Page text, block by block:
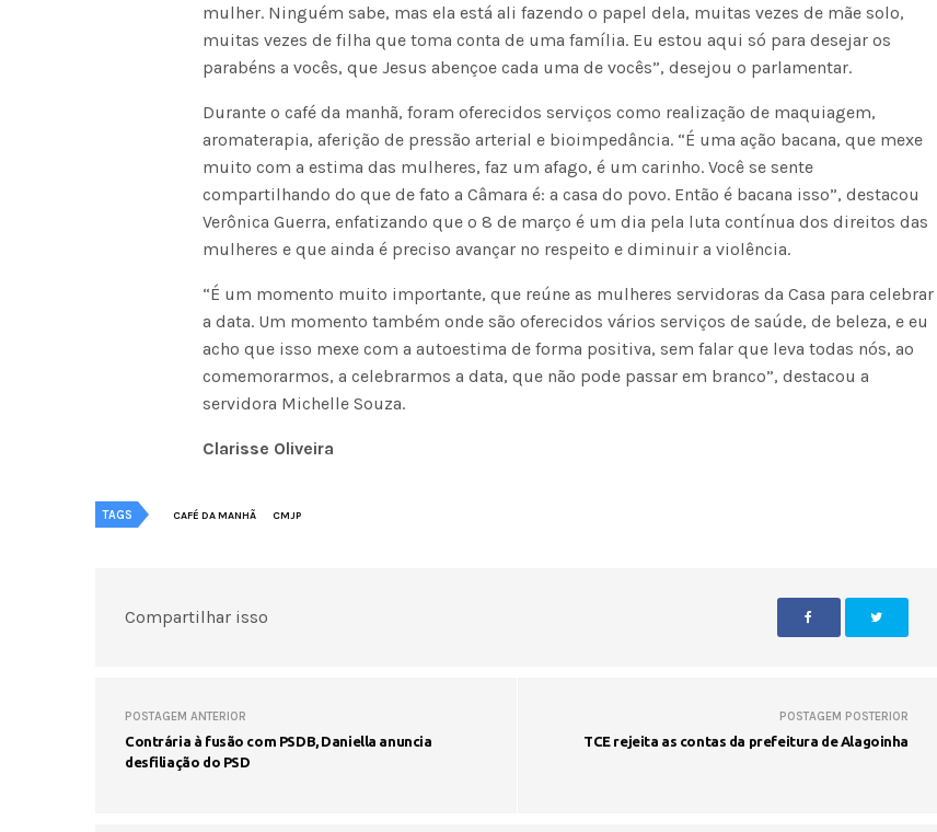
mulher. Ninguém sabe, mas ela está ali fazendo o papel dela, muitas vezes de mãe solo,
muitas vezes de filha que toma conta de uma família. Eu estou aqui só para desejar os
parabéns a vocês, que Jesus abençoe cada uma de vocês”, desejou o parlamentar.
Durante o café da manhã, foram oferecidos serviços como realização de maquiagem,
aromaterapia, aferição de pressão arterial e bioimpedância. “É uma ação bacana, que mexe
muito com a estima das mulheres, faz um afago, é um carinho. Você se sente
compartilhando do que de fato a Câmara é: a casa do povo. Então é bacana isso”, destacou
Verônica Guerra, enfatizando que o 8 de março é um dia pela luta contínua dos direitos das
mulheres e que ainda é preciso avançar no respeito e diminuir a violência.
“É um momento muito importante, que reúne as mulheres servidoras da Casa para celebrar
a data. Um momento também onde são oferecidos vários serviços de saúde, de beleza, e eu
acho que isso mexe com a autoestima de forma positiva, sem falar que leva todas nós, ao
comemorarmos, a celebrarmos a data, que não pode passar em branco”, destacou a
servidora Michelle Souza.
Clarisse Oliveira
TAGS CAFÉ DA MANHÃ CMJP
Compartilhar isso
POSTAGEM ANTERIOR
Contrária à fusão com PSDB, Daniella anuncia
desfiliação do PSD
POSTAGEM POSTERIOR
TCE rejeita as contas da prefeitura de Alagoinha